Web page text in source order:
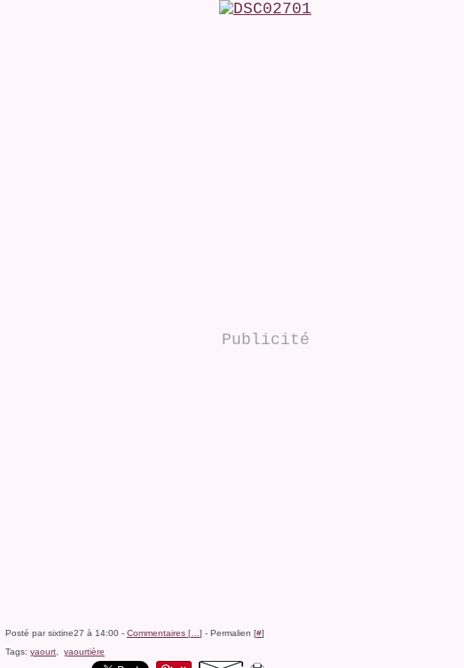
Publicité
Posté par sixtine27 à 14:00 - Commentaires [ ] - Permalien [#]
Tags: yaourt yaourtière